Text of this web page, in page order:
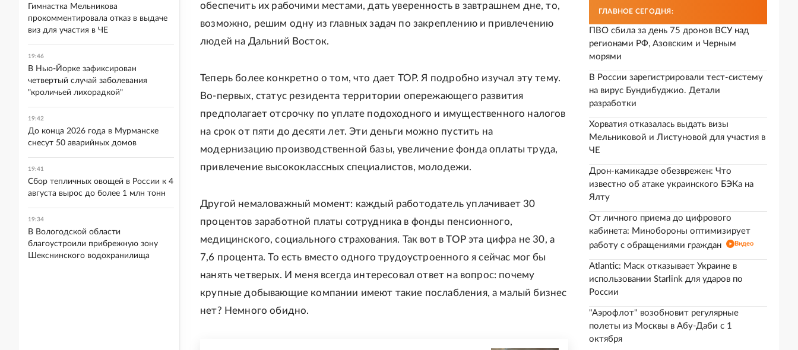
обеспечить их рабочими местами, дать уверенность в завтрашнем дне, то,
возможно, решим одну из главных задач по закреплению и привлечению
людей на Дальний Восток.
Теперь более конкретно о том, что дает ТОР. Я подробно изучал эту тему.
Во-первых, статус резидента территории опережающего развития
предполагает отсрочку по уплате подоходного и имущественного налогов
на срок от пяти до десяти лет. Эти деньги можно пустить на
модернизацию производственной базы, увеличение фонда оплаты труда,
привлечение высококлассных специалистов, молодежи.
Другой немаловажный момент: каждый работодатель уплачивает 30
процентов заработной платы сотрудника в фонды пенсионного,
медицинского, социального страхования. Так вот в ТОР эта цифра не 30, а
7,6 процента. То есть вместо одного трудоустроенного я сейчас мог бы
нанять четверых. И меня всегда интересовал ответ на вопрос: почему
крупные добывающие компании имеют такие послабления, а малый бизнес
нет? Немного обидно.
ГЛАВНОЕ СЕГОДНЯ:
ПВО сбила за день 75 дронов ВСУ над
регионами РФ, Азовским и Черным
морями
В России зарегистрировали тест-систему
на вирус Бундибуджио. Детали
разработки
Хорватия отказалась выдать визы
Мельниковой и Листуновой для участия в
ЧЕ
Дрон-камикадзе обезврежен: Что
известно об атаке украинского БЭКа на
Ялту
От личного приема до цифрового
кабинета: Минобороны оптимизирует
работу с обращениями граждан
Видео
Atlantic: Маск отказывает Украине в
использовании Starlink для ударов по
России
"Аэрофлот" возобновит регулярные
полеты из Москвы в Абу-Даби с 1
октября
Гимнастка Мельникова
прокомментировала отказ в выдаче
виз для участия в ЧЕ
19:46
В Нью-Йорке зафиксирован
четвертый случай заболевания
"кроличьей лихорадкой"
19:42
До конца 2026 года в Мурманске
снесут 50 аварийных домов
19:41
Сбор тепличных овощей в России к 4
августа вырос до более 1 млн тонн
19:34
В Вологодской области
благоустроили прибрежную зону
Шекснинского водохранилища